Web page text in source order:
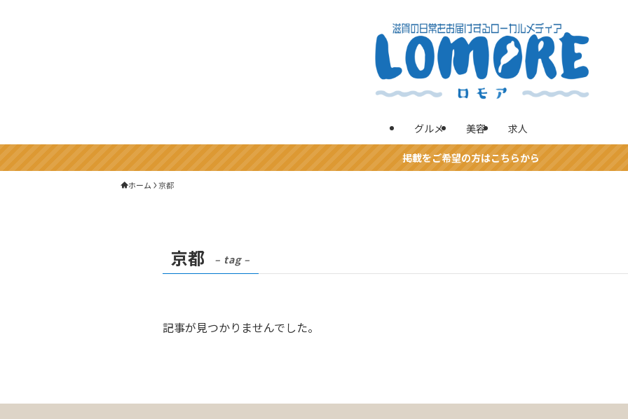
グルメ 美容 求人
掲載をご希望の方はこちらから
ホーム 京都
京都 – tag –
記事が見つかりませんでした。